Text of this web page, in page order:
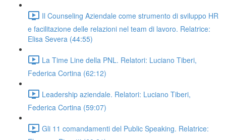
Il Counseling Aziendale come strumento di sviluppo HR
e facilitazione delle relazioni nel team di lavoro. Relatrice:
Elisa Severa (44:55)
La Time Line della PNL. Relatori: Luciano Tiberi,
Federica Cortina (62:12)
Leadership aziendale. Relatori: Luciano Tiberi,
Federica Cortina (59:07)
Gli 11 comandamenti del Public Speaking. Relatrice: